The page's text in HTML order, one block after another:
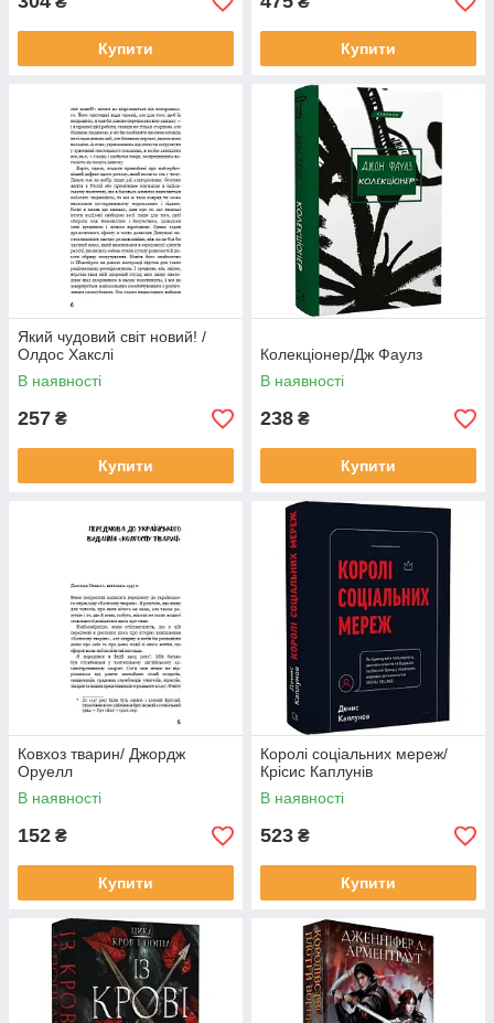
Купити Купити
Який чудовий світ новий! /
Олдос Хакслі
В наявності
257 ₴
Купити
Колекціонер/Дж Фаулз
В наявності
238 ₴
Купити
Ковхоз тварин/ Джордж
Оруелл
В наявності
152 ₴
Купити
Королі соціальних мереж/
Крісис Каплунів
В наявності
523 ₴
Купити